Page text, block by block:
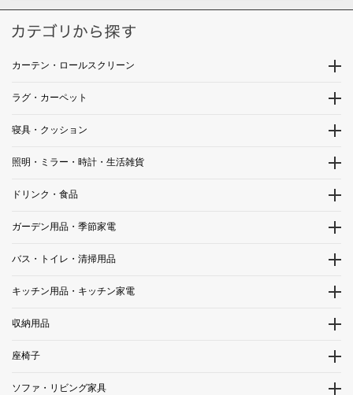
カーテン・ロールスクリーン
ラグ・カーペット
寝具・クッション
照明・ミラー・時計・生活雑貨
ドリンク・食品
ガーデン用品・季節家電
バス・トイレ・清掃用品
キッチン用品・キッチン家電
収納用品
座椅子
ソファ・リビング家具